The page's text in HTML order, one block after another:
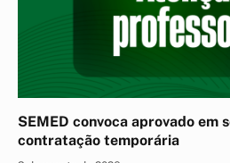
SEMED convoca aprovado em
contratação temporária